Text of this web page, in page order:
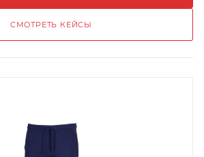
СМОТРЕТЬ КЕЙСЫ